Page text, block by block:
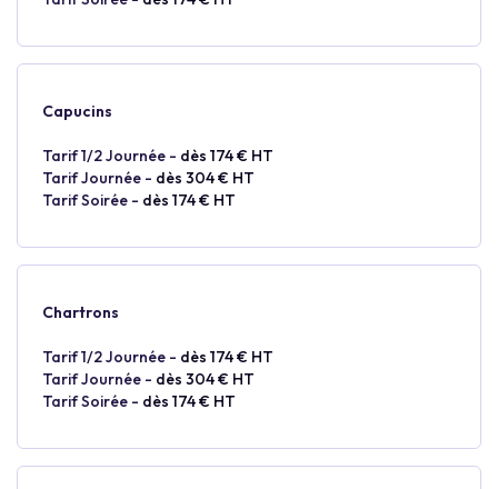
Capucins
Tarif 1/2 Journée - dès 174 € HT
Tarif Journée - dès 304 € HT
Tarif Soirée - dès 174 € HT
Chartrons
Tarif 1/2 Journée - dès 174 € HT
Tarif Journée - dès 304 € HT
Tarif Soirée - dès 174 € HT